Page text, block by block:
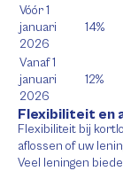
Vóór 1
januari
2026
14%
Vanaf 1
januari
2026
12%
Flexibiliteit en
Flexibiliteit bij
aflossen of uw
Veel leningen